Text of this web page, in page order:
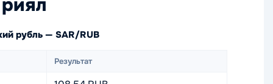
рубль — SAR/RUB
Результат